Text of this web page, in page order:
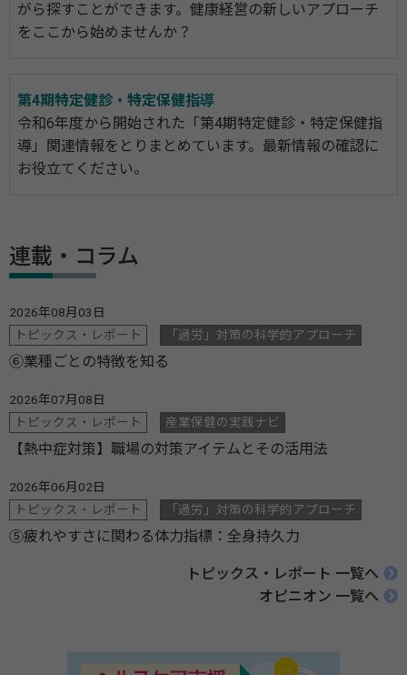
がら探すことができます。健康経営の新しいアプローチ
をここから始めませんか？
第4期特定健診・特定保健指導
令和6年度から開始された「第4期特定健診・特定保健指
導」関連情報をとりまとめています。最新情報の確認に
お役立てください。
連載・コラム
2026年08月03日
トピックス・レポート
「過労」対策の科学的アプローチ
⑥業種ごとの特徴を知る
2026年07月08日
トピックス・レポート
産業保健の実践ナビ
【熱中症対策】職場の対策アイテムとその活用法
2026年06月02日
トピックス・レポート
「過労」対策の科学的アプローチ
⑤疲れやすさに関わる体力指標：全身持久力
トピックス・レポート 一覧へ
オピニオン 一覧へ